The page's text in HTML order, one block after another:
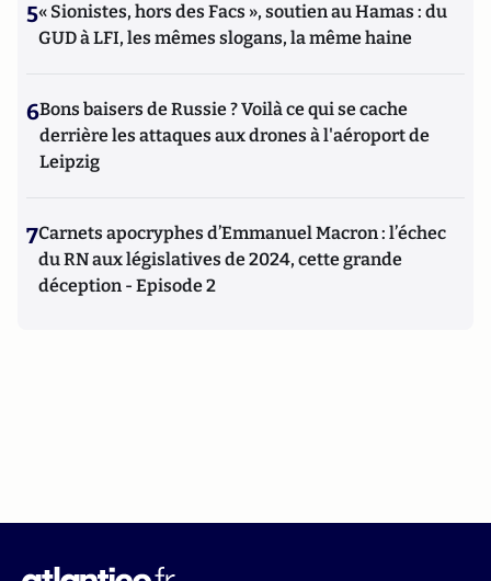
5« Sionistes, hors des Facs », soutien au Hamas : du
GUD à LFI, les mêmes slogans, la même haine
6Bons baisers de Russie ? Voilà ce qui se cache
derrière les attaques aux drones à l'aéroport de
Leipzig
7Carnets apocryphes d’Emmanuel Macron : l’échec
du RN aux législatives de 2024, cette grande
déception - Episode 2